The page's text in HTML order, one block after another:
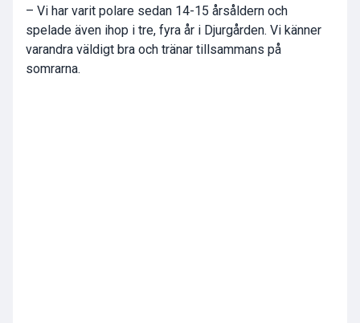
– Vi har varit polare sedan 14-15 årsåldern och
spelade även ihop i tre, fyra år i Djurgården. Vi känner
varandra väldigt bra och tränar tillsammans på
somrarna.